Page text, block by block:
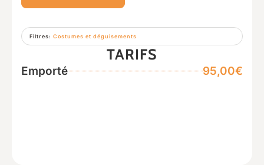
Filtres: Costumes et déguisements
TARIFS
Emporté 95,00€